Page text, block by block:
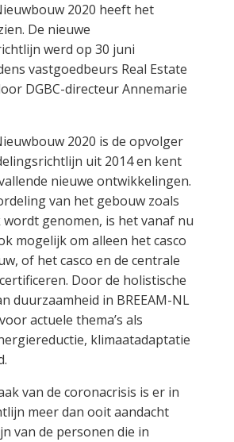
2020 heeft het
De nieuwe
werd op 30 juni
vastgoedbeurs Real Estate
DGBC-directeur Annemarie
2020 is de opvolger
uit 2014 en kent
nieuwe ontwikkelingen.
van het gebouw zoals
genomen, is het vanaf nu
mogelijk om alleen het casco
of het casco en de centrale
Door de holistische
duurzaamheid in BREEAM-NL
actuele thema’s als
klimaatadaptatie
van de coronacrisis is er in
meer dan ooit aandacht
van de personen die in